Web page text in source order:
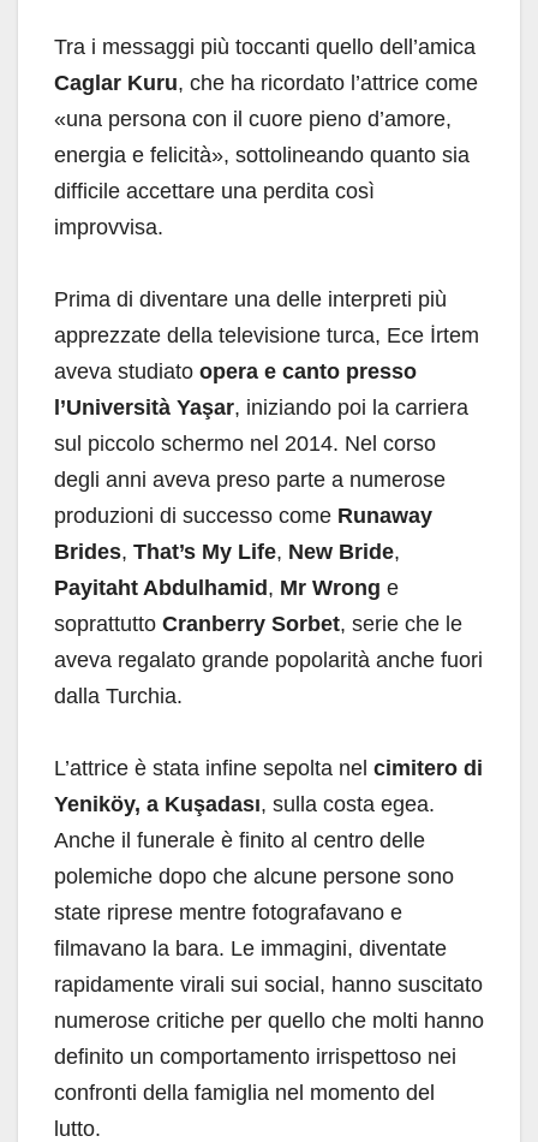
Tra i messaggi più toccanti quello dell’amica
Caglar Kuru, che ha ricordato l’attrice come
«una persona con il cuore pieno d’amore,
energia e felicità», sottolineando quanto sia
difficile accettare una perdita così
improvvisa.
Prima di diventare una delle interpreti più
apprezzate della televisione turca, Ece İrtem
aveva studiato opera e canto presso
l’Università Yaşar, iniziando poi la carriera
sul piccolo schermo nel 2014. Nel corso
degli anni aveva preso parte a numerose
produzioni di successo come Runaway
Brides, That’s My Life, New Bride,
Payitaht Abdulhamid, Mr Wrong e
soprattutto Cranberry Sorbet, serie che le
aveva regalato grande popolarità anche fuori
dalla Turchia.
L’attrice è stata infine sepolta nel cimitero di
Yeniköy, a Kuşadası, sulla costa egea.
Anche il funerale è finito al centro delle
polemiche dopo che alcune persone sono
state riprese mentre fotografavano e
filmavano la bara. Le immagini, diventate
rapidamente virali sui social, hanno suscitato
numerose critiche per quello che molti hanno
definito un comportamento irrispettoso nei
confronti della famiglia nel momento del
lutto.